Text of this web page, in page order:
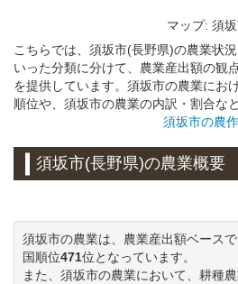
マップ: 須
こちらでは、須坂市(長野県)の農業状
いった分類に分けて、農業産出額の観
を提供しています。須坂市の農業にお
順位や、須坂市の農業の内訳・割合な
須坂市の農
須坂市(長野県)の農業概要
須坂市の農業は、農業産出額ベース
国順位471位となっています。
また、須坂市の農業において、耕種農